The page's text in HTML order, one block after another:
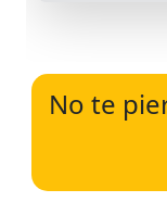
No te